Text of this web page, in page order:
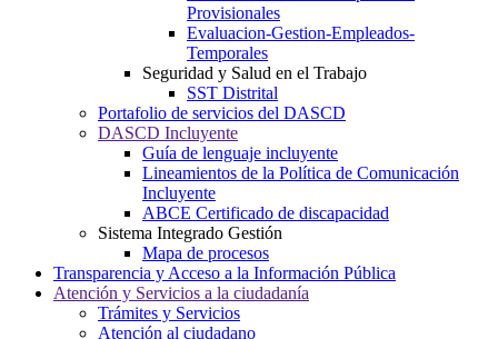
Provisionales
Evaluacion-Gestion-Empleados-
Temporales
Seguridad y Salud en el Trabajo
SST Distrital
Portafolio de servicios del DASCD
DASCD Incluyente
Guía de lenguaje incluyente
Lineamientos de la Política de Comunicación
Incluyente
ABCE Certificado de discapacidad
Sistema Integrado Gestión
Mapa de procesos
Transparencia y Acceso a la Información Pública
Atención y Servicios a la ciudadanía
Trámites y Servicios
Atención al ciudadano